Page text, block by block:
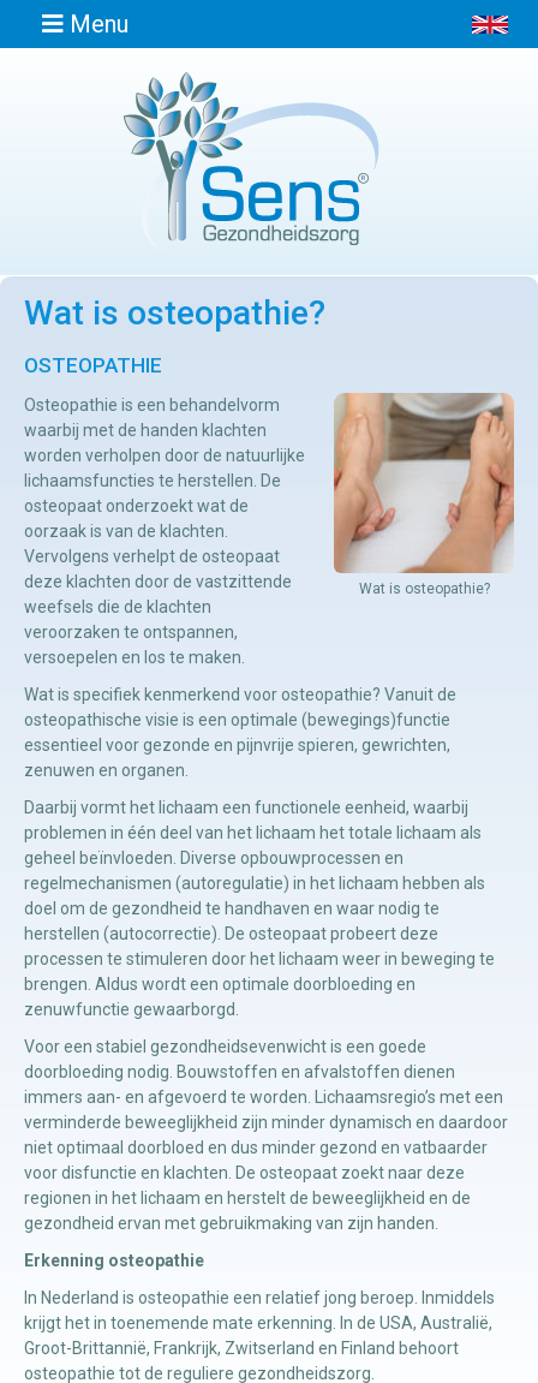
Menu
Afspraak
Locaties
Contact
Osteopathie
Manuele
therapie
Viscerale
therapie
Craniosacraal
therapie
Fysiotherapie
Wat is osteopathie?
OSTEOPATHIE
Wat is osteopathie?
Osteopathie is een behandelvorm
waarbij met de handen klachten
worden verholpen door de natuurlijke
lichaamsfuncties te herstellen. De
osteopaat onderzoekt wat de
oorzaak is van de klachten.
Vervolgens verhelpt de osteopaat
deze klachten door de vastzittende
weefsels die de klachten
veroorzaken te ontspannen,
versoepelen en los te maken.
Wat is specifiek kenmerkend voor osteopathie? Vanuit de
osteopathische visie is een optimale (bewegings)functie
essentieel voor gezonde en pijnvrije spieren, gewrichten,
zenuwen en organen.
Daarbij vormt het lichaam een functionele eenheid, waarbij
problemen in één deel van het lichaam het totale lichaam als
geheel beïnvloeden. Diverse opbouwprocessen en
regelmechanismen (autoregulatie) in het lichaam hebben als
doel om de gezondheid te handhaven en waar nodig te
herstellen (autocorrectie). De osteopaat probeert deze
processen te stimuleren door het lichaam weer in beweging te
brengen. Aldus wordt een optimale doorbloeding en
zenuwfunctie gewaarborgd.
Voor een stabiel gezondheidsevenwicht is een goede
doorbloeding nodig. Bouwstoffen en afvalstoffen dienen
immers aan- en afgevoerd te worden. Lichaamsregio’s met een
verminderde beweeglijkheid zijn minder dynamisch en daardoor
niet optimaal doorbloed en dus minder gezond en vatbaarder
voor disfunctie en klachten. De osteopaat zoekt naar deze
regionen in het lichaam en herstelt de beweeglijkheid en de
gezondheid ervan met gebruikmaking van zijn handen.
Erkenning osteopathie
In Nederland is osteopathie een relatief jong beroep. Inmiddels
krijgt het in toenemende mate erkenning. In de USA, Australië,
Groot-Brittannië, Frankrijk, Zwitserland en Finland behoort
osteopathie tot de reguliere gezondheidszorg.